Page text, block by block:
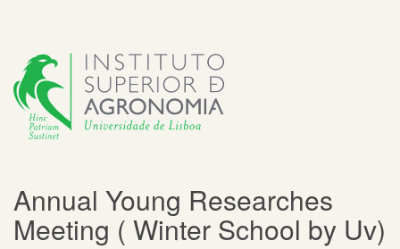
Annual Young Researches
Meeting ( Winter School by Uv)